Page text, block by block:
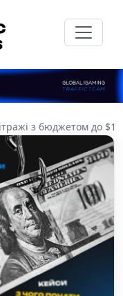
з бюджетом до